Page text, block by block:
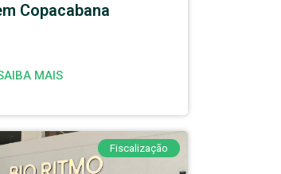
Copacabana
MAIS
Fiscalização